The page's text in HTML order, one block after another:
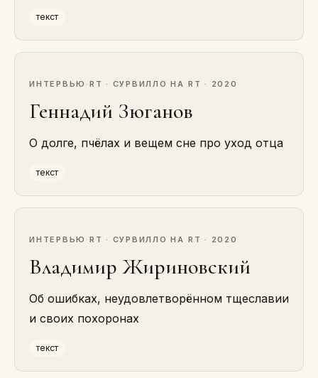
текст
ИНТЕРВЬЮ · RT · СУРВИЛЛО НА RT · 2020
Геннадий Зюганов
О долге, пчёлах и вещем сне про уход отца
текст
ИНТЕРВЬЮ · RT · СУРВИЛЛО НА RT · 2020
Владимир Жириновский
Об ошибках, неудовлетворённом тщеславии
и своих похоронах
текст